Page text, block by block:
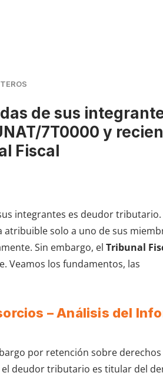
de sus
7T0000 y
Fiscal
integrantes es deudor tributario.
solo a uno de sus
Sin embargo, el Tribunal
Veamos los fundamentos, las
– Análisis del
por retención sobre derechos
deudor tributario es titular del